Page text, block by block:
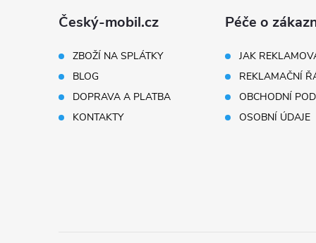
í
r
v
Český-mobil.cz
ZBOŽÍ NA SPLÁTKY
BLOG
DOPRAVA A PLATBA
KONTAKTY
Péče o
JAK
REKLAMAČNÍ
OBCHODNÍ
OSOBNÍ ÚDAJE